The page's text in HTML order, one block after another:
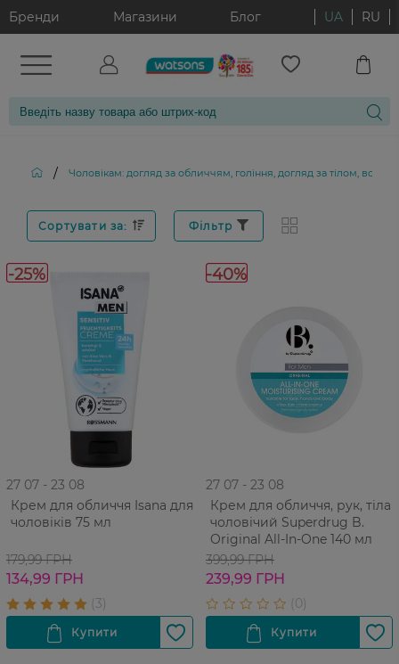
Бренди Магазини Блог UA RU
/ Чоловікам: догляд за обличчям, гоління, догляд за тілом,
Сортувати за: Фільтр
-25%
27 07 - 23 08
Крем для обличчя Isana для
чоловіків 75 мл
179,99 ГРН
134,99 ГРН
-40%
27 07 - 23 08
Крем для обличчя, рук, тіла
чоловічий Superdrug B.
Original All-In-One 140 мл
399,99 ГРН
239,99 ГРН